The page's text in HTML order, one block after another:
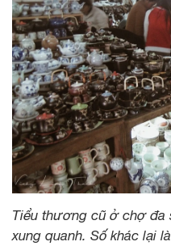
Tiểu thương cũ ở chợ đa
xung quanh. Số khác lại